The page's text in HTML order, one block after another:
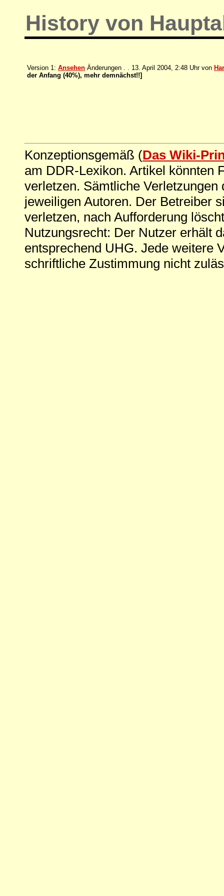
History von
Version 1: Ansehen Änderungen . . 13. April 2004, 2:48 Uhr von
der Anfang (40%), mehr demnächst!!]
Konzeptionsgemäß (Das Wiki-
am DDR-Lexikon. Artikel könnten
verletzen. Sämtliche
jeweiligen Autoren. Der Betreiber
verletzen, nach Aufforderung
Nutzungsrecht: Der Nutzer erhält
entsprechend UHG. Jede weitere
schriftliche Zustimmung nicht